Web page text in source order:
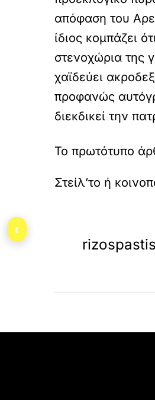
απόφαση του
ίδιος κομπάζει
στενοχώρια της
χαϊδεύει
προφανώς
διεκδικεί την
Το πρωτότυπο
‹